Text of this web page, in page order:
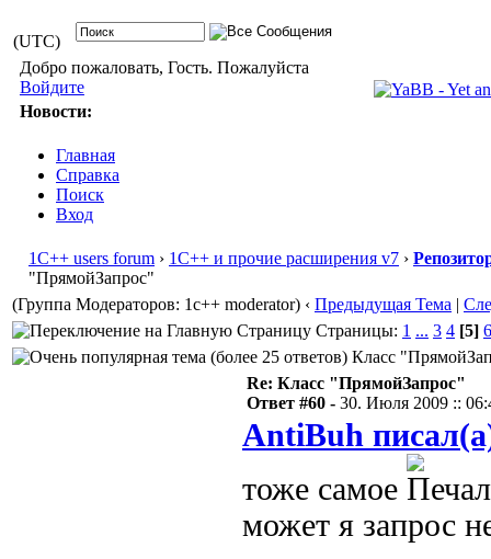
(UTC)
Добро пожаловать, Гость. Пожалуйста
Войдите
Новости:
Главная
Справка
Поиск
Вход
1С++ users forum › 1С++ и прочие расширения v7 ›
"ПрямойЗапрос"
(Группа Модераторов: 1c++ moderator) ‹ Предыдущая Тема |
Страницы: 1 ... 3 4 [5] 6
Класс
Re: Класс "ПрямойЗапрос"
Ответ #60 - 30. Июля 2009 ::
AntiBuh
тоже самое
может я запрос